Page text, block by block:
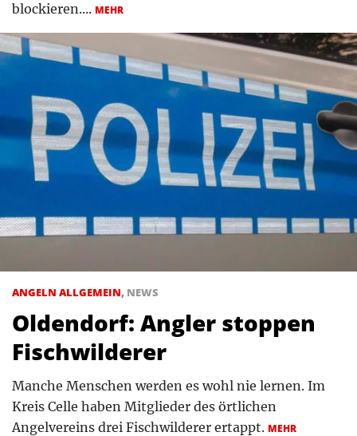
blockieren.... MEHR
ANGELN ALLGEMEIN, NEWS
Oldendorf: Angler stoppen
Fischwilderer
Manche Menschen werden es wohl nie lernen. Im
Kreis Celle haben Mitglieder des örtlichen
Angelvereins drei Fischwilderer ertappt. MEHR